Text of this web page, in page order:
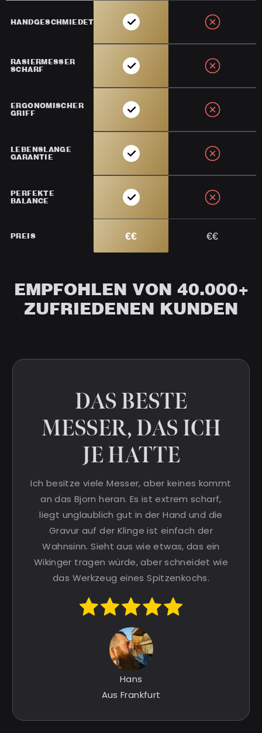
HANDGESCHMIEDET
RASIERMESSER
SCHARF
ERGONOMISCHER
GRIFF
LEBENSLANGE
GARANTIE
PERFEKTE
BALANCE
PREIS €€ €€
EMPFOHLEN VON 40.000+
ZUFRIEDENEN KUNDEN
DAS BESTE
MESSER, DAS ICH
JE HATTE
Ich besitze viele Messer, aber keines kommt
an das Bjorn heran. Es ist extrem scharf,
liegt unglaublich gut in der Hand und die
Gravur auf der Klinge ist einfach der
Wahnsinn. Sieht aus wie etwas, das ein
Wikinger tragen würde, aber schneidet wie
das Werkzeug eines Spitzenkochs.
Hans
Aus Frankfurt